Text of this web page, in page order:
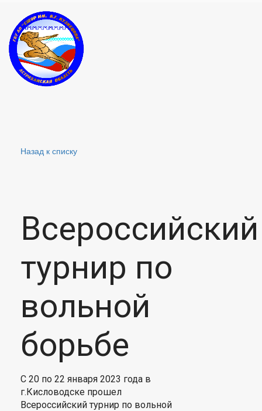
Назад к списку
Всероссийский
турнир по
вольной
борьбе
С 20 по 22 января 2023 года в
г.Кисловодске прошел
Всероссийский турнир по вольной